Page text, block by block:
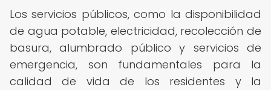
Los servicios públicos, como la disponibilidad
de agua potable, electricidad, recolección de
basura, alumbrado público y servicios de
emergencia, son fundamentales para la
calidad de vida de los residentes y la